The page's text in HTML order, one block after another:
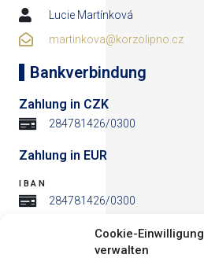
Cookie-Einwilligung
verwalten
Lucie Martínková
martinkova@korzolipno.cz
Bankverbindung
Zahlung in CZK
284781426/0300
Zahlung in EUR
IBAN
284781426/0300
284781426/0300